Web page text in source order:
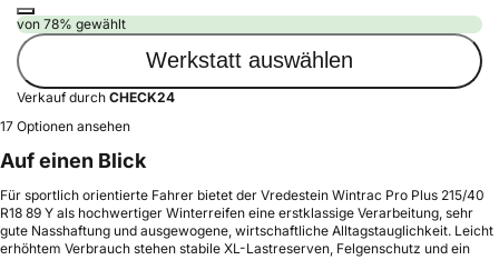
von 78% gewählt
Werkstatt auswählen
Verkauf durch CHECK24
17 Optionen ansehen
Auf einen Blick
Für sportlich orientierte Fahrer bietet der Vredestein Wintrac Pro Plus 215/40
R18 89 Y als hochwertiger Winterreifen eine erstklassige Verarbeitung, sehr
gute Nasshaftung und ausgewogene, wirtschaftliche Alltagstauglichkeit. Leicht
erhöhtem Verbrauch stehen stabile XL-Lastreserven, Felgenschutz und ein